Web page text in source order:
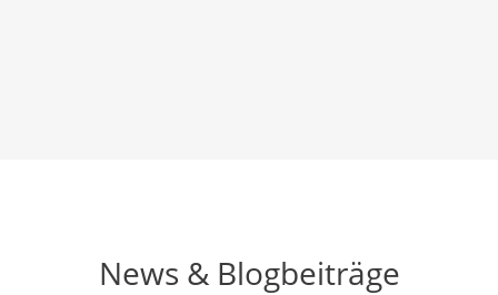
News & Blogbeiträge